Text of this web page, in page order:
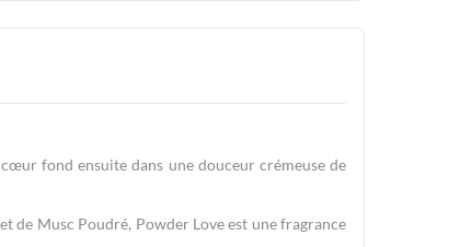
fond ensuite dans une douceur crémeuse de
de Musc Poudré, Powder Love est une fragrance